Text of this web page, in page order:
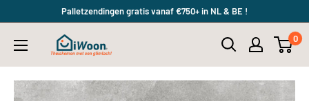
content
Palletzendingen gratis vanaf €750+ in NL & BE !
iWoon.nl 0